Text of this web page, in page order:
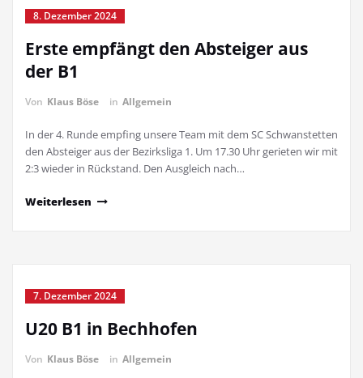
8. Dezember 2024
Erste empfängt den Absteiger aus
der B1
Von Klaus Böse in Allgemein
In der 4. Runde empfing unsere Team mit dem SC Schwanstetten
den Absteiger aus der Bezirksliga 1. Um 17.30 Uhr gerieten wir mit
2:3 wieder in Rückstand. Den Ausgleich nach…
Weiterlesen
7. Dezember 2024
U20 B1 in Bechhofen
Von Klaus Böse in Allgemein